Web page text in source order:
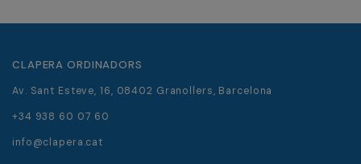
CLAPERA ORDINADORS
Av. Sant Esteve, 16, 08402 Granollers, Barcelona
+34 938 60 07 60
info@clapera.cat